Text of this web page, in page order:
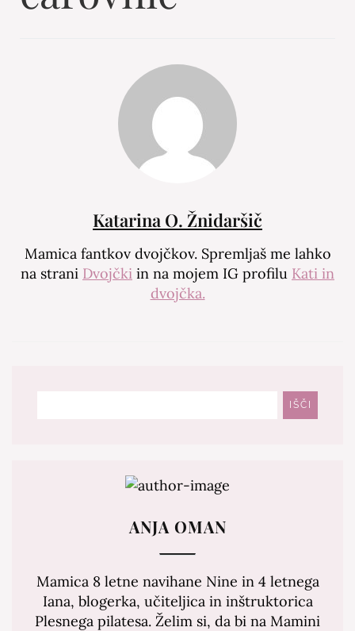
Katarina O. Žnidaršič
Mamica fantkov dvojčkov. Spremljaš me lahko
na strani Dvojčki in na mojem IG profilu Kati in
dvojčka.
IŠČI
ANJA OMAN
Mamica 8 letne navihane Nine in 4 letnega
Iana, blogerka, učiteljica in inštruktorica
Plesnega pilatesa. Želim si, da bi na Mamini